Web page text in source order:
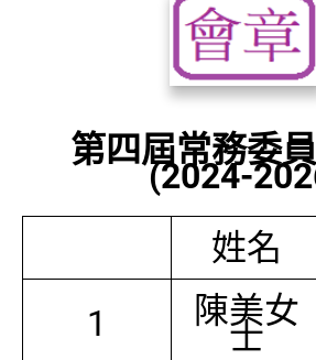
第四屆常務委
(2024-
姓名
1
陳美女
士